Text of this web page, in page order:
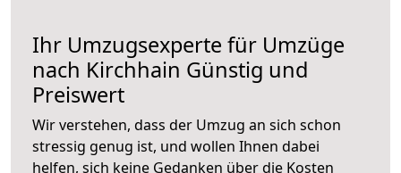
Ihr Umzugsexperte für Umzüge
nach Kirchhain Günstig und
Preiswert
Wir verstehen, dass der Umzug an sich schon
stressig genug ist, und wollen Ihnen dabei
helfen, sich keine Gedanken über die Kosten